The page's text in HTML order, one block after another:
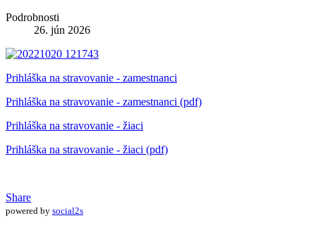
Podrobnosti
26. jún 2026
Prihláška na stravovanie - zamestnanci
Prihláška na stravovanie - zamestnanci (pdf)
Prihláška na stravovanie - žiaci
Prihláška na stravovanie - žiaci (pdf)
Share
powered by social2s